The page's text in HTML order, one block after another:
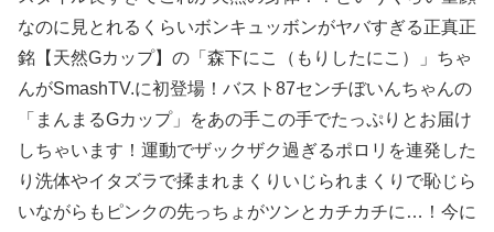
【画像】 田んぼに謎の魚いたｗｗｗｗｗｗｗｗｗｗｗｗｗｗｗｗｗｗｗｗｗｗ
【悲報】 味噌ラーメンで行列、出来ない
【画像】 □リコン速報！現役◯学生グラドルの身体がオトナすぎるｗｗｗｗｗｗ
なのに見とれるくらいボンキュッボンがヤバすぎる正真正
銘【天然Gカップ】の「森下にこ（もりしたにこ）」ちゃ
んがSmashTV.に初登場！バスト87センチぼいんちゃんの
「まんまるGカップ」をあの手この手でたっぷりとお届け
しちゃいます！運動でザックザク過ぎるポロリを連発した
り洗体やイタズラで揉まれまくりいじられまくりで恥じら
いながらもピンクの先っちょがツンとカチカチに…！今に